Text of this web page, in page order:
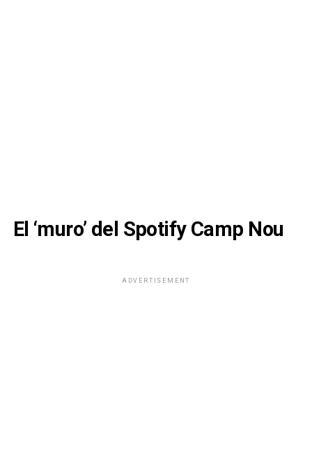
El ‘muro’ del Spotify Camp Nou
ADVERTISEMENT